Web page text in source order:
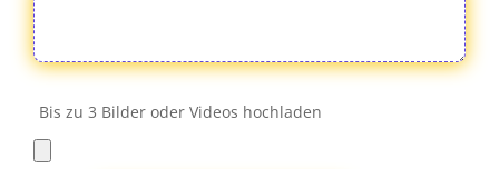
Bis zu 3 Bilder oder Videos hochladen